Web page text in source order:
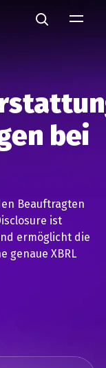
Search
bei
Beauftragten
ist
ermöglicht die
genaue XBRL